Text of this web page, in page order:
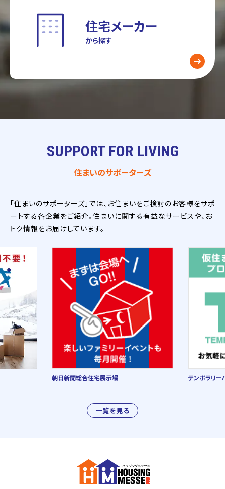
住宅メーカー
から探す
SUPPORT FOR LIVING
住まいのサポーターズ
「住まいのサポーターズ」では、お住まいをご検討のお客様をサポ
ートする各企業をご紹介。住まいに関する有益なサービスや、お
トク情報をお届けしています。
一覧を見る
朝日新聞総合住宅展示場 テンポラリー